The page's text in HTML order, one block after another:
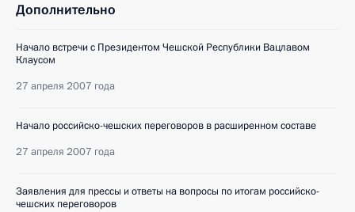
Дополнительно
Начало встречи с Президентом Чешской Республики Вацлавом
Клаусом
27 апреля 2007 года
Начало российско-чешских переговоров в расширенном составе
27 апреля 2007 года
Заявления для прессы и ответы на вопросы по итогам российско-
чешских переговоров